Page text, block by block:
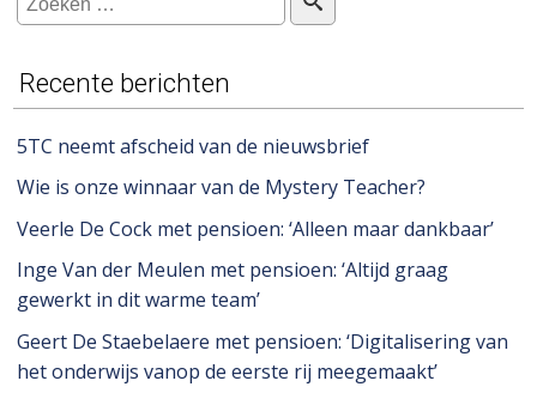
Recente berichten
5TC neemt afscheid van de nieuwsbrief
Wie is onze winnaar van de Mystery Teacher?
Veerle De Cock met pensioen: ‘Alleen maar dankbaar’
Inge Van der Meulen met pensioen: ‘Altijd graag
gewerkt in dit warme team’
Geert De Staebelaere met pensioen: ‘Digitalisering van
het onderwijs vanop de eerste rij meegemaakt’